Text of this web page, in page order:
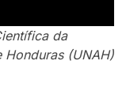
da
Honduras (UNAH)